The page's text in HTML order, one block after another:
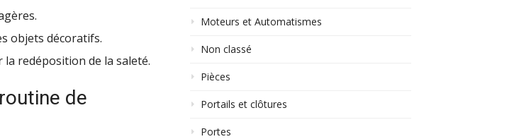
objets décoratifs.
redéposition de la saleté.
de
Moteurs et Automatismes
Non classé
Pièces
Portails et clôtures
Portes